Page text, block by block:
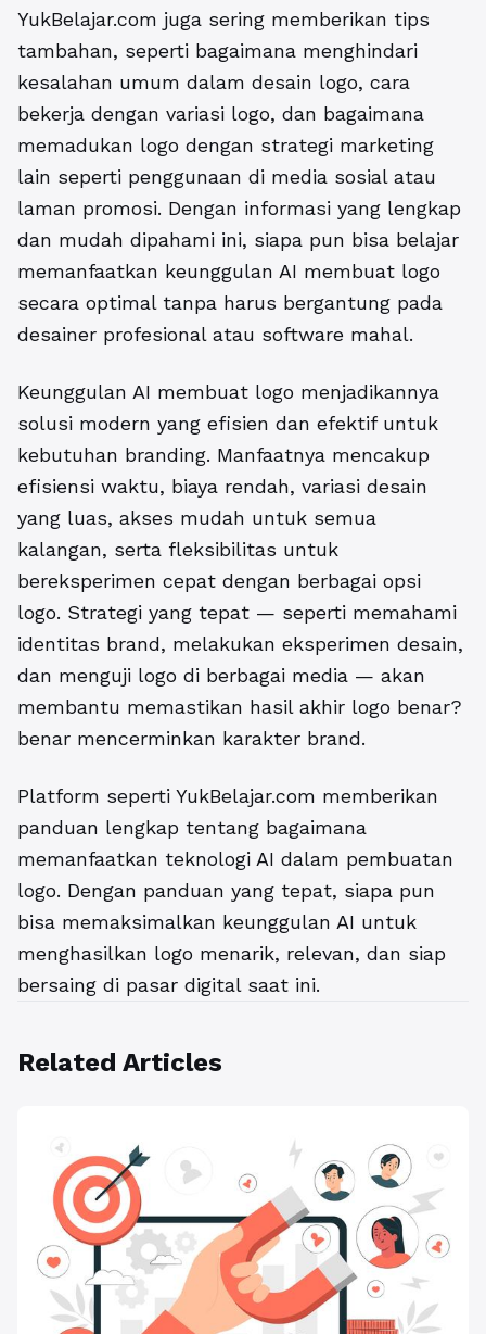
YukBelajar.com juga sering memberikan tips
tambahan, seperti bagaimana menghindari
kesalahan umum dalam desain logo, cara
bekerja dengan variasi logo, dan bagaimana
memadukan logo dengan strategi marketing
lain seperti penggunaan di media sosial atau
laman promosi. Dengan informasi yang lengkap
dan mudah dipahami ini, siapa pun bisa belajar
memanfaatkan keunggulan AI membuat logo
secara optimal tanpa harus bergantung pada
desainer profesional atau software mahal.
Keunggulan AI membuat logo menjadikannya
solusi modern yang efisien dan efektif untuk
kebutuhan branding. Manfaatnya mencakup
efisiensi waktu, biaya rendah, variasi desain
yang luas, akses mudah untuk semua
kalangan, serta fleksibilitas untuk
bereksperimen cepat dengan berbagai opsi
logo. Strategi yang tepat — seperti memahami
identitas brand, melakukan eksperimen desain,
dan menguji logo di berbagai media — akan
membantu memastikan hasil akhir logo benar?
benar mencerminkan karakter brand.
Platform seperti YukBelajar.com memberikan
panduan lengkap tentang bagaimana
memanfaatkan teknologi AI dalam pembuatan
logo. Dengan panduan yang tepat, siapa pun
bisa memaksimalkan keunggulan AI untuk
menghasilkan logo menarik, relevan, dan siap
bersaing di pasar digital saat ini.
Related Articles